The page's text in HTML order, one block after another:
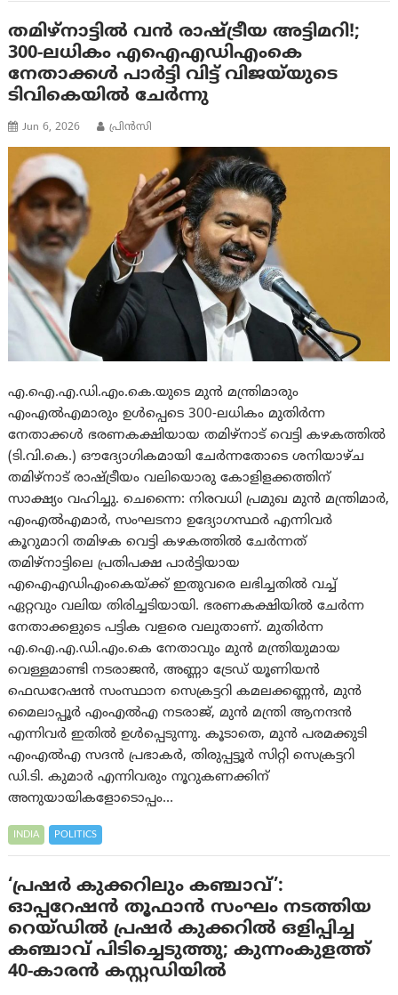
തമിഴ്നാട്ടിൽ വൻ രാഷ്ട്രീയ അട്ടിമറി!;
300-ലധികം എഐഎഡിഎംകെ
നേതാക്കൾ പാർട്ടി വിട്ട് വിജയ്‌യുടെ
ടിവികെയിൽ ചേർന്നു
Jun 6, 2026 പ്രിന്‍സി
എ.ഐ.എ.ഡി.എം.കെ.യുടെ മുൻ മന്ത്രിമാരും
എംഎൽഎമാരും ഉൾപ്പെടെ 300-ലധികം മുതിർന്ന
നേതാക്കൾ ഭരണകക്ഷിയായ തമിഴ്‌നാട് വെട്ടി കഴകത്തിൽ
(ടി.വി.കെ.) ഔദ്യോഗികമായി ചേർന്നതോടെ ശനിയാഴ്ച
തമിഴ്‌നാട് രാഷ്ട്രീയം വലിയൊരു കോളിളക്കത്തിന്
സാക്ഷ്യം വഹിച്ചു. ചെന്നൈ: നിരവധി പ്രമുഖ മുൻ മന്ത്രിമാർ,
എംഎൽഎമാർ, സംഘടനാ ഉദ്യോഗസ്ഥർ എന്നിവർ
കൂറുമാറി തമിഴക വെട്ടി കഴകത്തിൽ ചേർന്നത്
തമിഴ്‌നാട്ടിലെ പ്രതിപക്ഷ പാർട്ടിയായ
എഐഎഡിഎംകെയ്ക്ക് ഇതുവരെ ലഭിച്ചതിൽ വച്ച്
ഏറ്റവും വലിയ തിരിച്ചടിയായി. ഭരണകക്ഷിയിൽ ചേര്‍ന്ന
നേതാക്കളുടെ പട്ടിക വളരെ വലുതാണ്. മുതിർന്ന
എ.ഐ.എ.ഡി.എം.കെ നേതാവും മുൻ മന്ത്രിയുമായ
വെള്ളമാണ്ടി നടരാജൻ, അണ്ണാ ട്രേഡ് യൂണിയൻ
ഫെഡറേഷൻ സംസ്ഥാന സെക്രട്ടറി കമലക്കണ്ണൻ, മുൻ
മൈലാപ്പൂർ എംഎൽഎ നടരാജ്, മുൻ മന്ത്രി ആനന്ദൻ
എന്നിവർ ഇതിൽ ഉൾപ്പെടുന്നു. കൂടാതെ, മുൻ പരമക്കുടി
എംഎൽഎ സദൻ പ്രഭാകർ, തിരുപ്പട്ടൂർ സിറ്റി സെക്രട്ടറി
ഡി.ടി. കുമാർ എന്നിവരും നൂറുകണക്കിന്
അനുയായികളോടൊപ്പം…
INDIA POLITICS
‘പ്രഷര്‍ കുക്കറിലും കഞ്ചാവ്’:
ഓപ്പറേഷന്‍ തൂഫാന്‍ സംഘം നടത്തിയ
റെയ്ഡില്‍ പ്രഷർ കുക്കറിൽ ഒളിപ്പിച്ച
കഞ്ചാവ് പിടിച്ചെടുത്തു; കുന്നം‌കുളത്ത്
40-കാരന്‍ കസ്റ്റഡിയില്‍